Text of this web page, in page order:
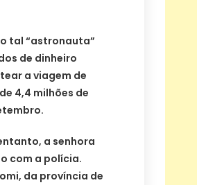
tal “astronauta”
de dinheiro
a viagem de
4,4 milhões de
a senhora
com a polícia.
da província de